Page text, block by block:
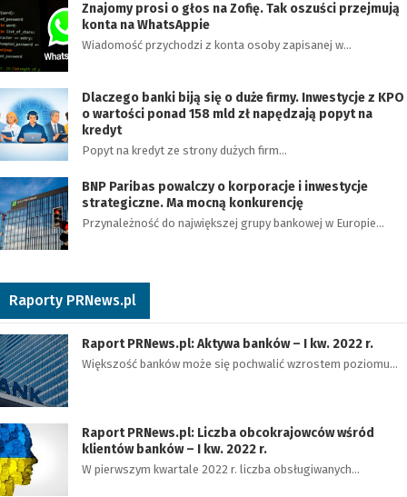
Znajomy prosi o głos na Zofię. Tak oszuści przejmują
konta na WhatsAppie
Wiadomość przychodzi z konta osoby zapisanej w…
Dlaczego banki biją się o duże firmy. Inwestycje z KPO
o wartości ponad 158 mld zł napędzają popyt na
kredyt
Popyt na kredyt ze strony dużych firm…
BNP Paribas powalczy o korporacje i inwestycje
strategiczne. Ma mocną konkurencję
Przynależność do największej grupy bankowej w Europie…
Raporty PRNews.pl
Raport PRNews.pl: Aktywa banków – I kw. 2022 r.
Większość banków może się pochwalić wzrostem poziomu…
Raport PRNews.pl: Liczba obcokrajowców wśród
klientów banków – I kw. 2022 r.
W pierwszym kwartale 2022 r. liczba obsługiwanych…